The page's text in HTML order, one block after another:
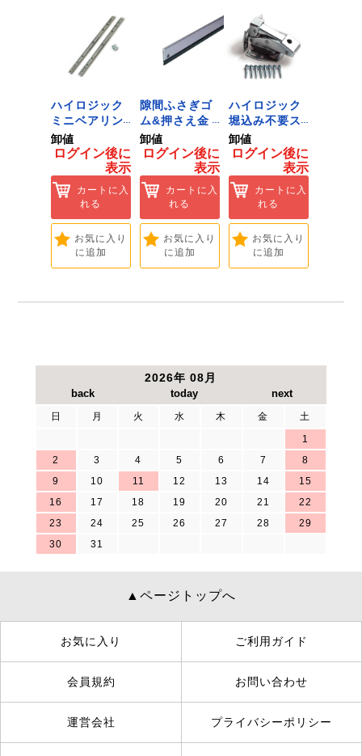
引出しを全段閉めてトップカバーを閉じると、全
段引き出しのロックが可能です。
●本体サイズ：幅660×奥行307
ハイロジック
ミニベアリン
グタイプ 310
ミリ 72958
Hardware]
卸値
ログイン後に
表示
カートに入
れる
お気に入り
に追加
隙間ふさぎゴ
ム&押さえ金
物 72909
卸値
ログイン後に
表示
カートに入
れる
お気に入り
に追加
ハイロジック
堀込み不要ス
ライド蝶番S
無兼用 P-726
Hardware]
卸値
ログイン後に
表示
カートに入
れる
お気に入り
に追加
2026年 08月
日 月 火 水 木 金
土
1
2
3 4 5 6 7
8
9
10 11 12 13 14
15
16
17 18 19 20 21
22
23
24 25 26 27 28
29
30
31
▲ページトップへ
お気に入り ご利用ガイド
会員規約 お問い合わせ
運営会社 プライバシーポリシー